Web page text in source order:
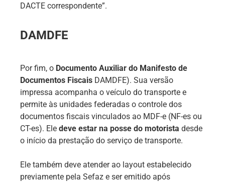
DACTE correspondente”.
DAMDFE
Por fim, o Documento Auxiliar do Manifesto de
Documentos Fiscais DAMDFE). Sua versão
impressa acompanha o veículo do transporte e
permite às unidades federadas o controle dos
documentos fiscais vinculados ao MDF-e (NF-es ou
CT-es). Ele deve estar na posse do motorista desde
o início da prestação do serviço de transporte.
Ele também deve atender ao layout estabelecido
previamente pela Sefaz e ser emitido após